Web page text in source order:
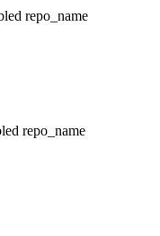
repo_name
repo_name